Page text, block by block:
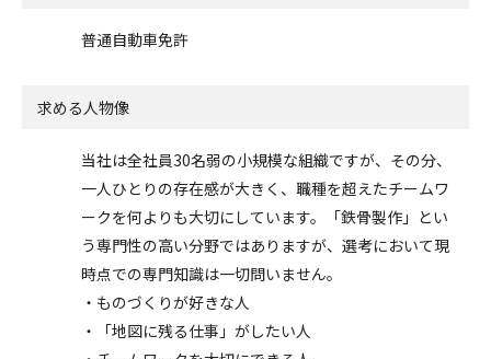
普通自動車免許
求める人物像
当社は全社員30名弱の小規模な組織ですが、その分、
一人ひとりの存在感が大きく、職種を超えたチームワ
ークを何よりも大切にしています。「鉄骨製作」とい
う専門性の高い分野ではありますが、選考において現
時点での専門知識は一切問いません。
・ものづくりが好きな人
・「地図に残る仕事」がしたい人